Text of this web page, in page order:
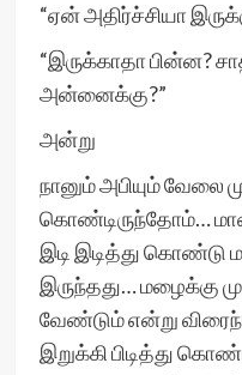
“ஏன் அதிர்ச்சியா
“இருக்காதா பின்ன?
அன்னைக்கு?”
அன்று
நானும் அபியும் வேலை
கொண்டிருந்தோம்…
இடி இடித்து கொண்டு
இருந்தது… மழைக்கு
வேண்டும் என்று
இறுக்கி பிடித்து